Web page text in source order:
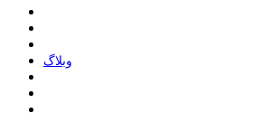
وبلاگ